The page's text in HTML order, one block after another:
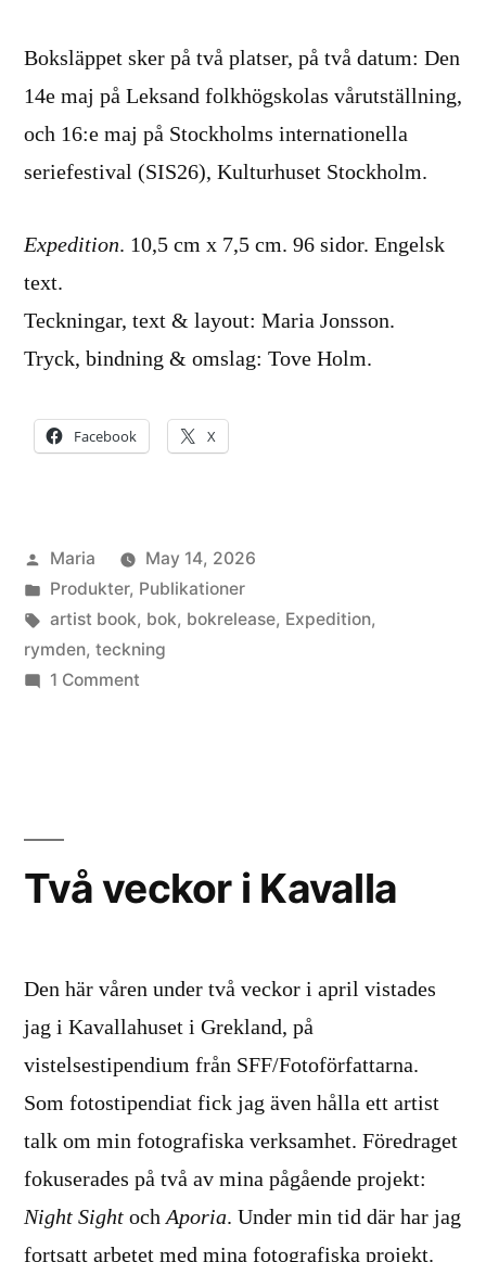
Boksläppet sker på två platser, på två datum: Den
14e maj på Leksand folkhögskolas vårutställning,
och 16:e maj på Stockholms internationella
seriefestival (SIS26), Kulturhuset Stockholm.
Expedition. 10,5 cm x 7,5 cm. 96 sidor. Engelsk
text.
Teckningar, text & layout: Maria Jonsson.
Tryck, bindning & omslag: Tove Holm.
Facebook X
Posted
by
Maria
May 14, 2026
Posted
in
Produkter, Publikationer
Tags:
artist book, bok, bokrelease, Expedition,
rymden, teckning
1 Commenton
Två veckor i Kavalla
Den här våren under två veckor i april vistades
jag i Kavallahuset i Grekland, på
vistelsestipendium från SFF/Fotoförfattarna.
Som fotostipendiat fick jag även hålla ett artist
talk om min fotografiska verksamhet. Föredraget
fokuserades på två av mina pågående projekt:
Night Sight ochAporia. Under min tid där har jag
fortsatt arbetet med mina fotografiska projekt.